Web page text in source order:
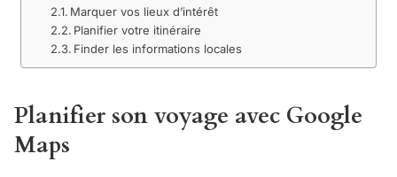
Marquer vos lieux d’intérêt
Planifier votre itinéraire
Finder les informations locales
Planifier son voyage avec Google
Maps